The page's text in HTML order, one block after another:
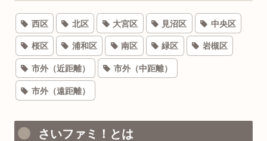
西区 北区 大宮区 見沼区 中央区
桜区 浦和区 南区 緑区 岩槻区
市外（近距離） 市外（中距離）
市外（遠距離）
さいファミ！とは